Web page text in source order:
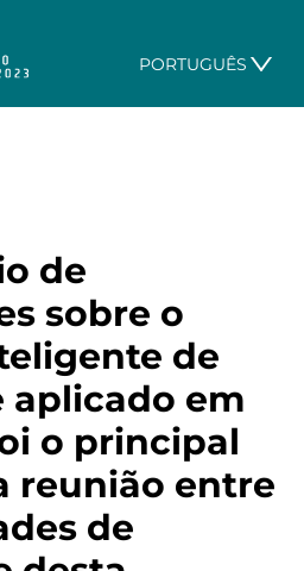
PORTUGUÊS
de
sobre o
de
aplicado em
o principal
reunião entre
de